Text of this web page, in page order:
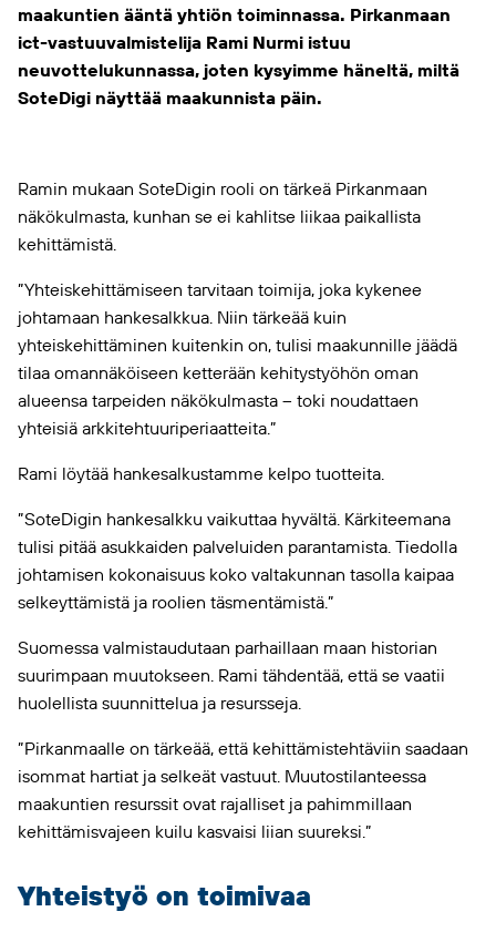
maakuntien ääntä yhtiön toiminnassa. Pirkanmaan
ict-vastuuvalmistelija Rami Nurmi istuu
neuvottelukunnassa, joten kysyimme häneltä, miltä
SoteDigi näyttää maakunnista päin.
Ramin mukaan SoteDigin rooli on tärkeä Pirkanmaan
näkökulmasta, kunhan se ei kahlitse liikaa paikallista
kehittämistä.
”Yhteiskehittämiseen tarvitaan toimija, joka kykenee
johtamaan hankesalkkua. Niin tärkeää kuin
yhteiskehittäminen kuitenkin on, tulisi maakunnille jäädä
tilaa omannäköiseen ketterään kehitystyöhön oman
alueensa tarpeiden näkökulmasta – toki noudattaen
yhteisiä arkkitehtuuriperiaatteita.”
Rami löytää hankesalkustamme kelpo tuotteita.
”SoteDigin hankesalkku vaikuttaa hyvältä. Kärkiteemana
tulisi pitää asukkaiden palveluiden parantamista. Tiedolla
johtamisen kokonaisuus koko valtakunnan tasolla kaipaa
selkeyttämistä ja roolien täsmentämistä.”
Suomessa valmistaudutaan parhaillaan maan historian
suurimpaan muutokseen. Rami tähdentää, että se vaatii
huolellista suunnittelua ja resursseja.
”Pirkanmaalle on tärkeää, että kehittämistehtäviin saadaan
isommat hartiat ja selkeät vastuut. Muutostilanteessa
maakuntien resurssit ovat rajalliset ja pahimmillaan
kehittämisvajeen kuilu kasvaisi liian suureksi.”
Yhteistyö on toimivaa